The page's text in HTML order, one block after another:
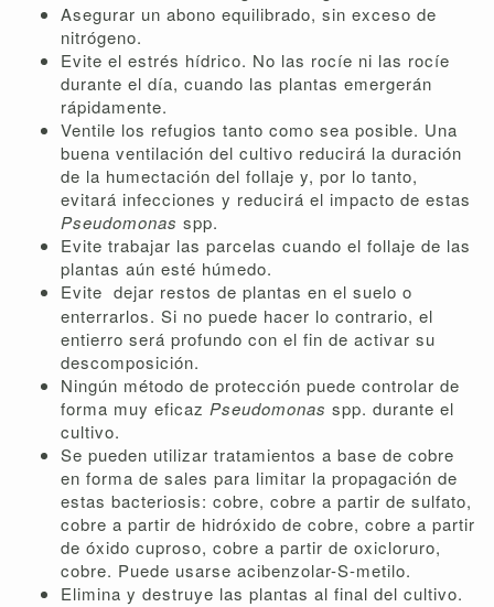
Asegurar un abono equilibrado, sin exceso de
nitrógeno.
Evite el estrés hídrico. No las rocíe ni las rocíe
durante el día, cuando las plantas emergerán
rápidamente.
Ventile los refugios tanto como sea posible. Una
buena ventilación del cultivo reducirá la duración
de la humectación del follaje y, por lo tanto,
evitará infecciones y reducirá el impacto de estas
Pseudomonas spp.
Evite trabajar las parcelas cuando el follaje de las
plantas aún esté húmedo.
Evite dejar restos de plantas en el suelo o
enterrarlos. Si no puede hacer lo contrario, el
entierro será profundo con el fin de activar su
descomposición.
Ningún método de protección puede controlar de
forma muy eficaz Pseudomonas spp. durante el
cultivo.
Se pueden utilizar tratamientos a base de cobre
en forma de sales para limitar la propagación de
estas bacteriosis: cobre, cobre a partir de sulfato,
cobre a partir de hidróxido de cobre, cobre a partir
de óxido cuproso, cobre a partir de oxicloruro,
cobre. Puede usarse acibenzolar-S-metilo.
Elimina y destruye las plantas al final del cultivo.